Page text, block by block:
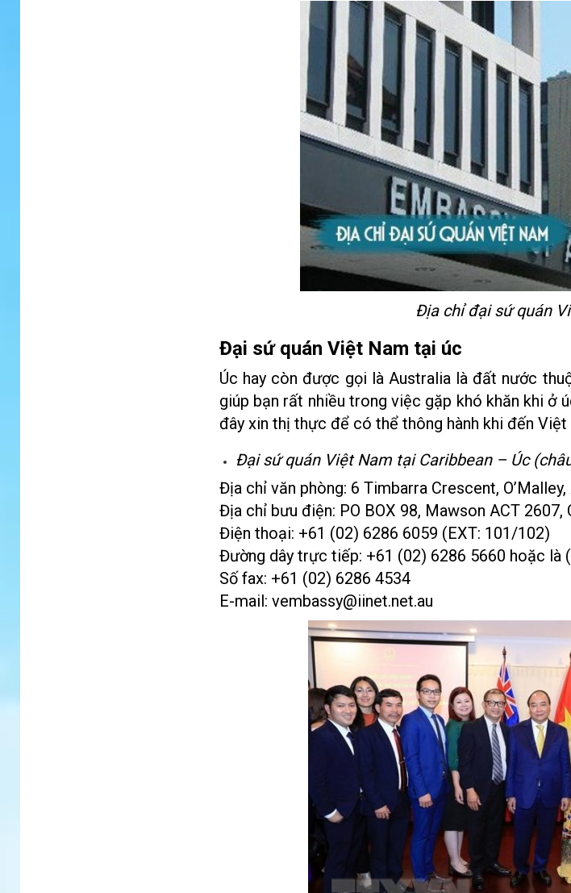
Địa chỉ đại sứ quán
Đại sứ quán Việt Nam tại úc
Úc hay còn được gọi là Australia là đất nước
giúp bạn rất nhiều trong việc gặp khó khăn khi ở
đây xin thị thực để có thể thông hành khi đến Việt
Đại sứ quán Việt Nam tại Caribbean – Úc
Địa chỉ văn phòng: 6 Timbarra Crescent, O’Malley,
Địa chỉ bưu điện: PO BOX 98, Mawson ACT 2607,
Điện thoại: +61 (02) 6286 6059 (EXT: 101/102)
Đường dây trực tiếp: +61 (02) 6286 5660 hoặc là
Số fax: +61 (02) 6286 4534
E-mail: vembassy@iinet.net.au